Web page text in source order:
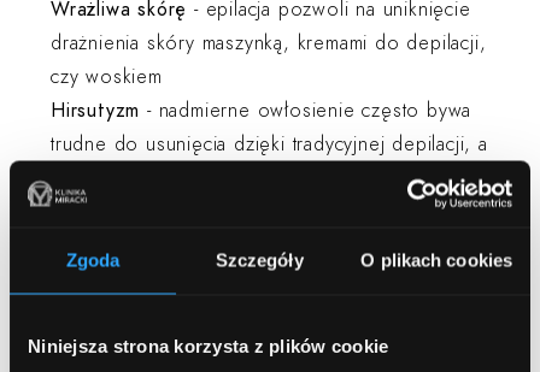
Zgoda Szczegóły O plikach cookies
Niniejsza strona korzysta z plików cookie
Wrażliwaskórę - epilacja pozwoli na uniknięcie
drażnienia skóry maszynką, kremami do depilacji,
czy woskiem
Hirsutyzm - nadmierne owłosienie często bywa
trudne do usunięcia dzięki tradycyjnej depilacji, a
przy tym jest przyczyną wielu kompleksów
W przypadku epilacji, cena zależeć będzie od
kliniki, rodzaju procedury, a także powierzchni
też wziąć pod uwagę konieczną dla osiągnięcia